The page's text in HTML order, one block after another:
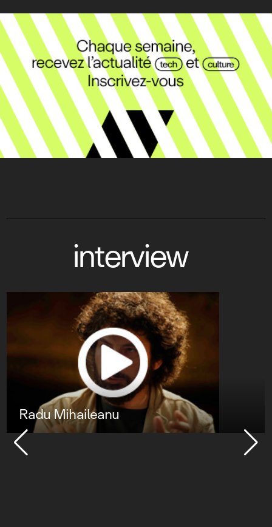
interview
Radu Mihaileanu